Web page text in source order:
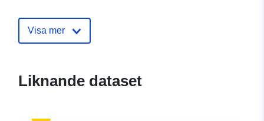
Katalogregister: Läggs till i data.europa.eu:
Visa mer
Liknande dataset